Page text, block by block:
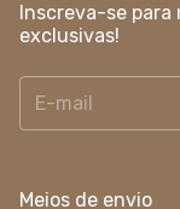
Inscreva-se para
exclusivas!
Meios de envio